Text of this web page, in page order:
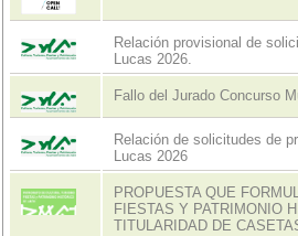
Relación provisional de
Lucas 2026.
Fallo del Jurado Concurso
Relación de solicitudes de
Lucas 2026
PROPUESTA QUE
FIESTAS Y PATRIMONIO
TITULARIDAD DE